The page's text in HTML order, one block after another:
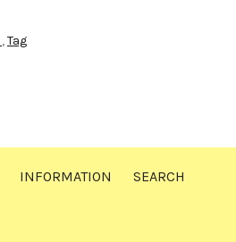
,Tag
INFORMATION
SEARCH